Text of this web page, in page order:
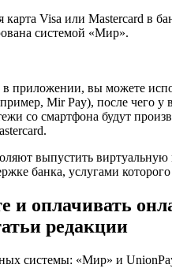
карта Visa или Mastercard
системой «Мир».
приложении, вы можете
Mir Pay), после чего у
со смартфона будут
выпустить
банка, услугами которого
и оплачивать
редакции
системы: «Мир» и